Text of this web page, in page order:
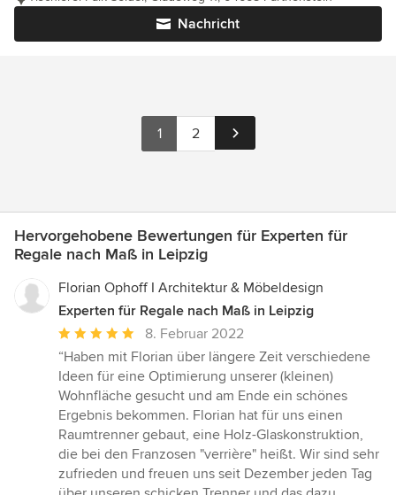
Nachricht
1 2
Hervorgehobene Bewertungen für Experten für
Regale nach Maß in Leipzig
Florian Ophoff I Architektur & Möbeldesign
Experten für Regale nach Maß in Leipzig
Durchschnittliche
Bewertung:
5
von
5
Sternen
8. Februar 2022
“Haben mit Florian über längere Zeit verschiedene
Ideen für eine Optimierung unserer (kleinen)
Wohnfläche gesucht und am Ende ein schönes
Ergebnis bekommen. Florian hat für uns einen
Raumtrenner gebaut, eine Holz-Glaskonstruktion,
die bei den Franzosen "verrière" heißt. Wir sind sehr
zufrieden und freuen uns seit Dezember jeden Tag